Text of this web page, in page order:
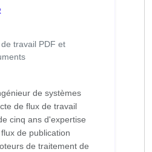
travail PDF et
de systèmes
de flux de travail
cinq ans d'expertise
de publication
de traitement de